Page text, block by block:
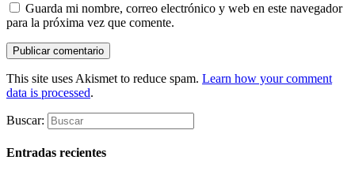
Guarda mi nombre, correo electrónico y web en este navegador
para la próxima vez que comente.
This site uses Akismet to reduce spam. Learn how your comment
data is processed.
Buscar:
Entradas recientes